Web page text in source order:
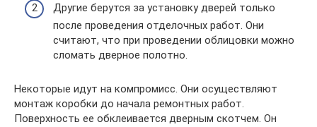
Другие берутся за установку дверей только
после проведения отделочных работ. Они
считают, что при проведении облицовки можно
сломать дверное полотно.
Некоторые идут на компромисс. Они осуществляют
монтаж коробки до начала ремонтных работ.
Поверхность ее обклеивается дверным скотчем. Он